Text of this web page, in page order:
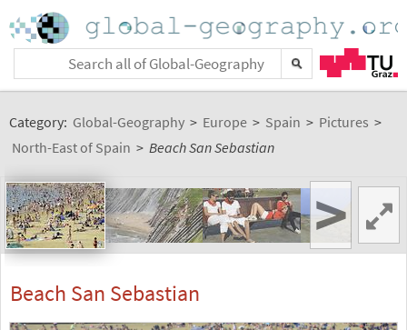
Category: Global-Geography > Europe > Spain > Pictures >
North-East of Spain > Beach San Sebastian
>
Beach San Sebastian